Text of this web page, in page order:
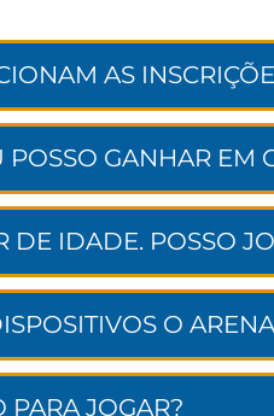
AS
POSSO GANHAR EM
DE IDADE. POSSO
O
PARA JOGAR?